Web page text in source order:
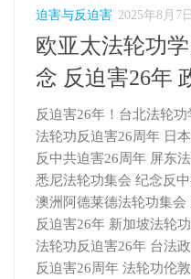
迫害与反迫害 2025年8月7日
欧亚太法轮功
念 反迫害26年
反迫害26年！台北法轮
法轮功反迫害26周年 日
反中共迫害26周年 屏东
悉尼法轮功集会 纪念反
澳洲阿德莱德法轮功集会
反迫害26年 新加坡法轮
法轮功反迫害26年 台法
反迫害26周年 法轮功伦